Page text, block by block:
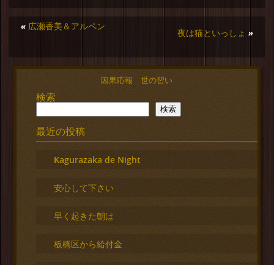
« 広瀬香美＆アルペン
夜は猫といっしょ »
因果応報 世の習い
検索
検索
最近の投稿
Kagurazaka de Night
安心して下さい
早く起きた朝は
板橋区から給付金